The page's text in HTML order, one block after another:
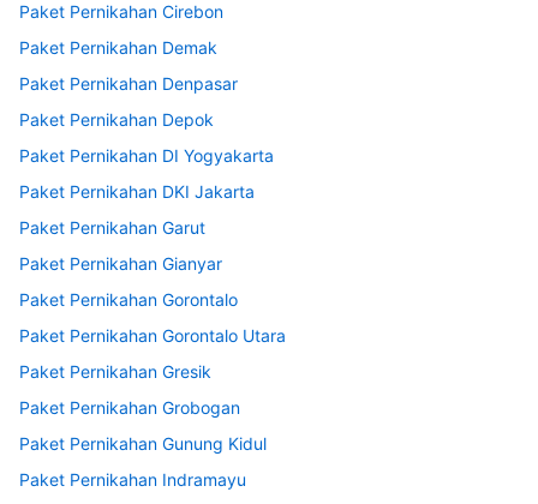
Paket Pernikahan Cirebon
Paket Pernikahan Demak
Paket Pernikahan Denpasar
Paket Pernikahan Depok
Paket Pernikahan DI Yogyakarta
Paket Pernikahan DKI Jakarta
Paket Pernikahan Garut
Paket Pernikahan Gianyar
Paket Pernikahan Gorontalo
Paket Pernikahan Gorontalo Utara
Paket Pernikahan Gresik
Paket Pernikahan Grobogan
Paket Pernikahan Gunung Kidul
Paket Pernikahan Indramayu